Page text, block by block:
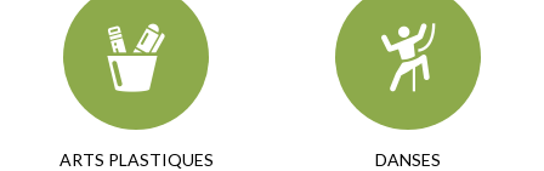
ARTS PLASTIQUES DANSES